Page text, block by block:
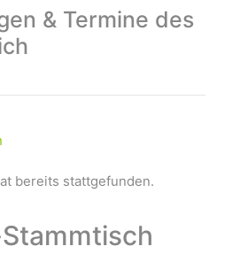
& Termine des
bereits stattgefunden.